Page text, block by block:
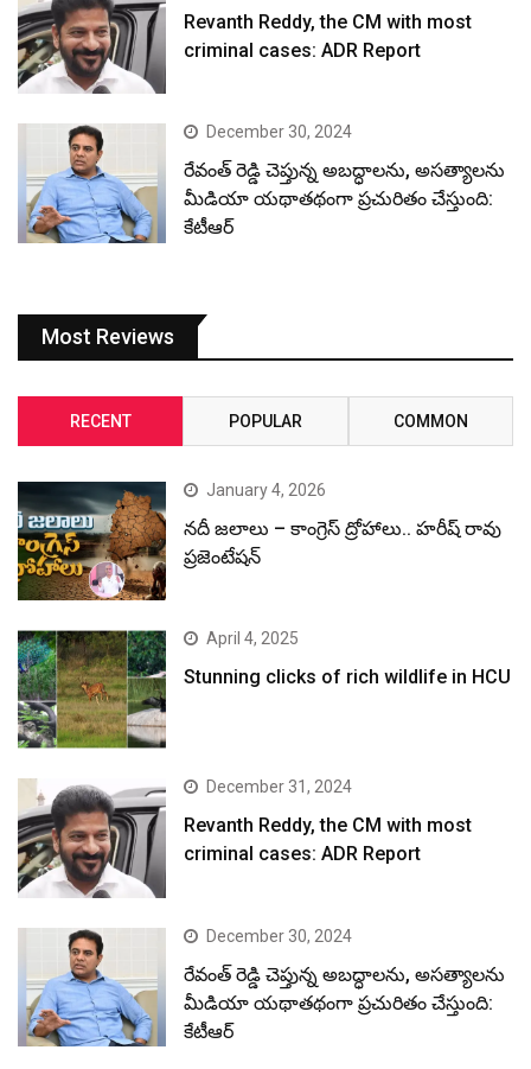
Revanth Reddy, the CM with most
criminal cases: ADR Report
December 30, 2024
రేవంత్ రెడ్డి చెప్తున్న అబద్ధాలను, అసత్యాలను
మీడియా యథాతథంగా ప్రచురితం చేస్తుంది:
కేటీఆర్
Most Reviews
RECENT POPULAR COMMON
January 4, 2026
నదీ జలాలు – కాంగ్రెస్ ద్రోహాలు.. హరీష్ రావు
ప్రజెంటేషన్
April 4, 2025
Stunning clicks of rich wildlife in HCU
December 31, 2024
Revanth Reddy, the CM with most
criminal cases: ADR Report
December 30, 2024
రేవంత్ రెడ్డి చెప్తున్న అబద్ధాలను, అసత్యాలను
మీడియా యథాతథంగా ప్రచురితం చేస్తుంది:
కేటీఆర్